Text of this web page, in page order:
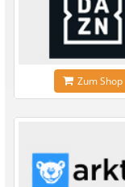
Zum Shop